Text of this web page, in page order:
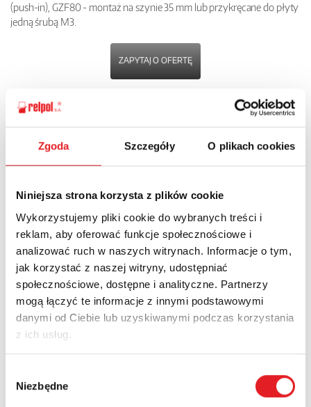
Zgoda Szczegóły O plikach cookies
Niniejsza strona korzysta z plików cookie
Wykorzystujemy pliki cookie do wybranych treści i
reklam, aby oferować funkcje społecznościowe i
analizować ruch w naszych witrynach. Informacje o tym,
jak korzystać z naszej witryny, udostępniać
społecznościowe, dostępne i analityczne. Partnerzy
mogą łączyć te informacje z innymi podstawowymi
danymi od Ciebie lub uzyskiwanymi podczas korzystania
z ich usług.
zgody
Niezbędne
(push-in), GZF80 - montaż na szynie 35 mm lub przykręcane do płyty
jedną śrubą M3.
ZAPYTAJ O OFERTĘ
Zapytaj o szczegóły oferty
Imię i nazwisko: *
Adres e-mail: *
Nazwa firmy: